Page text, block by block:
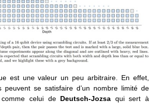
est une valeur un peu arbitraire. En effet,
peuvent se satisfaire d’un nombre limité de
celui de Deutsch-Jozsa qui sert à